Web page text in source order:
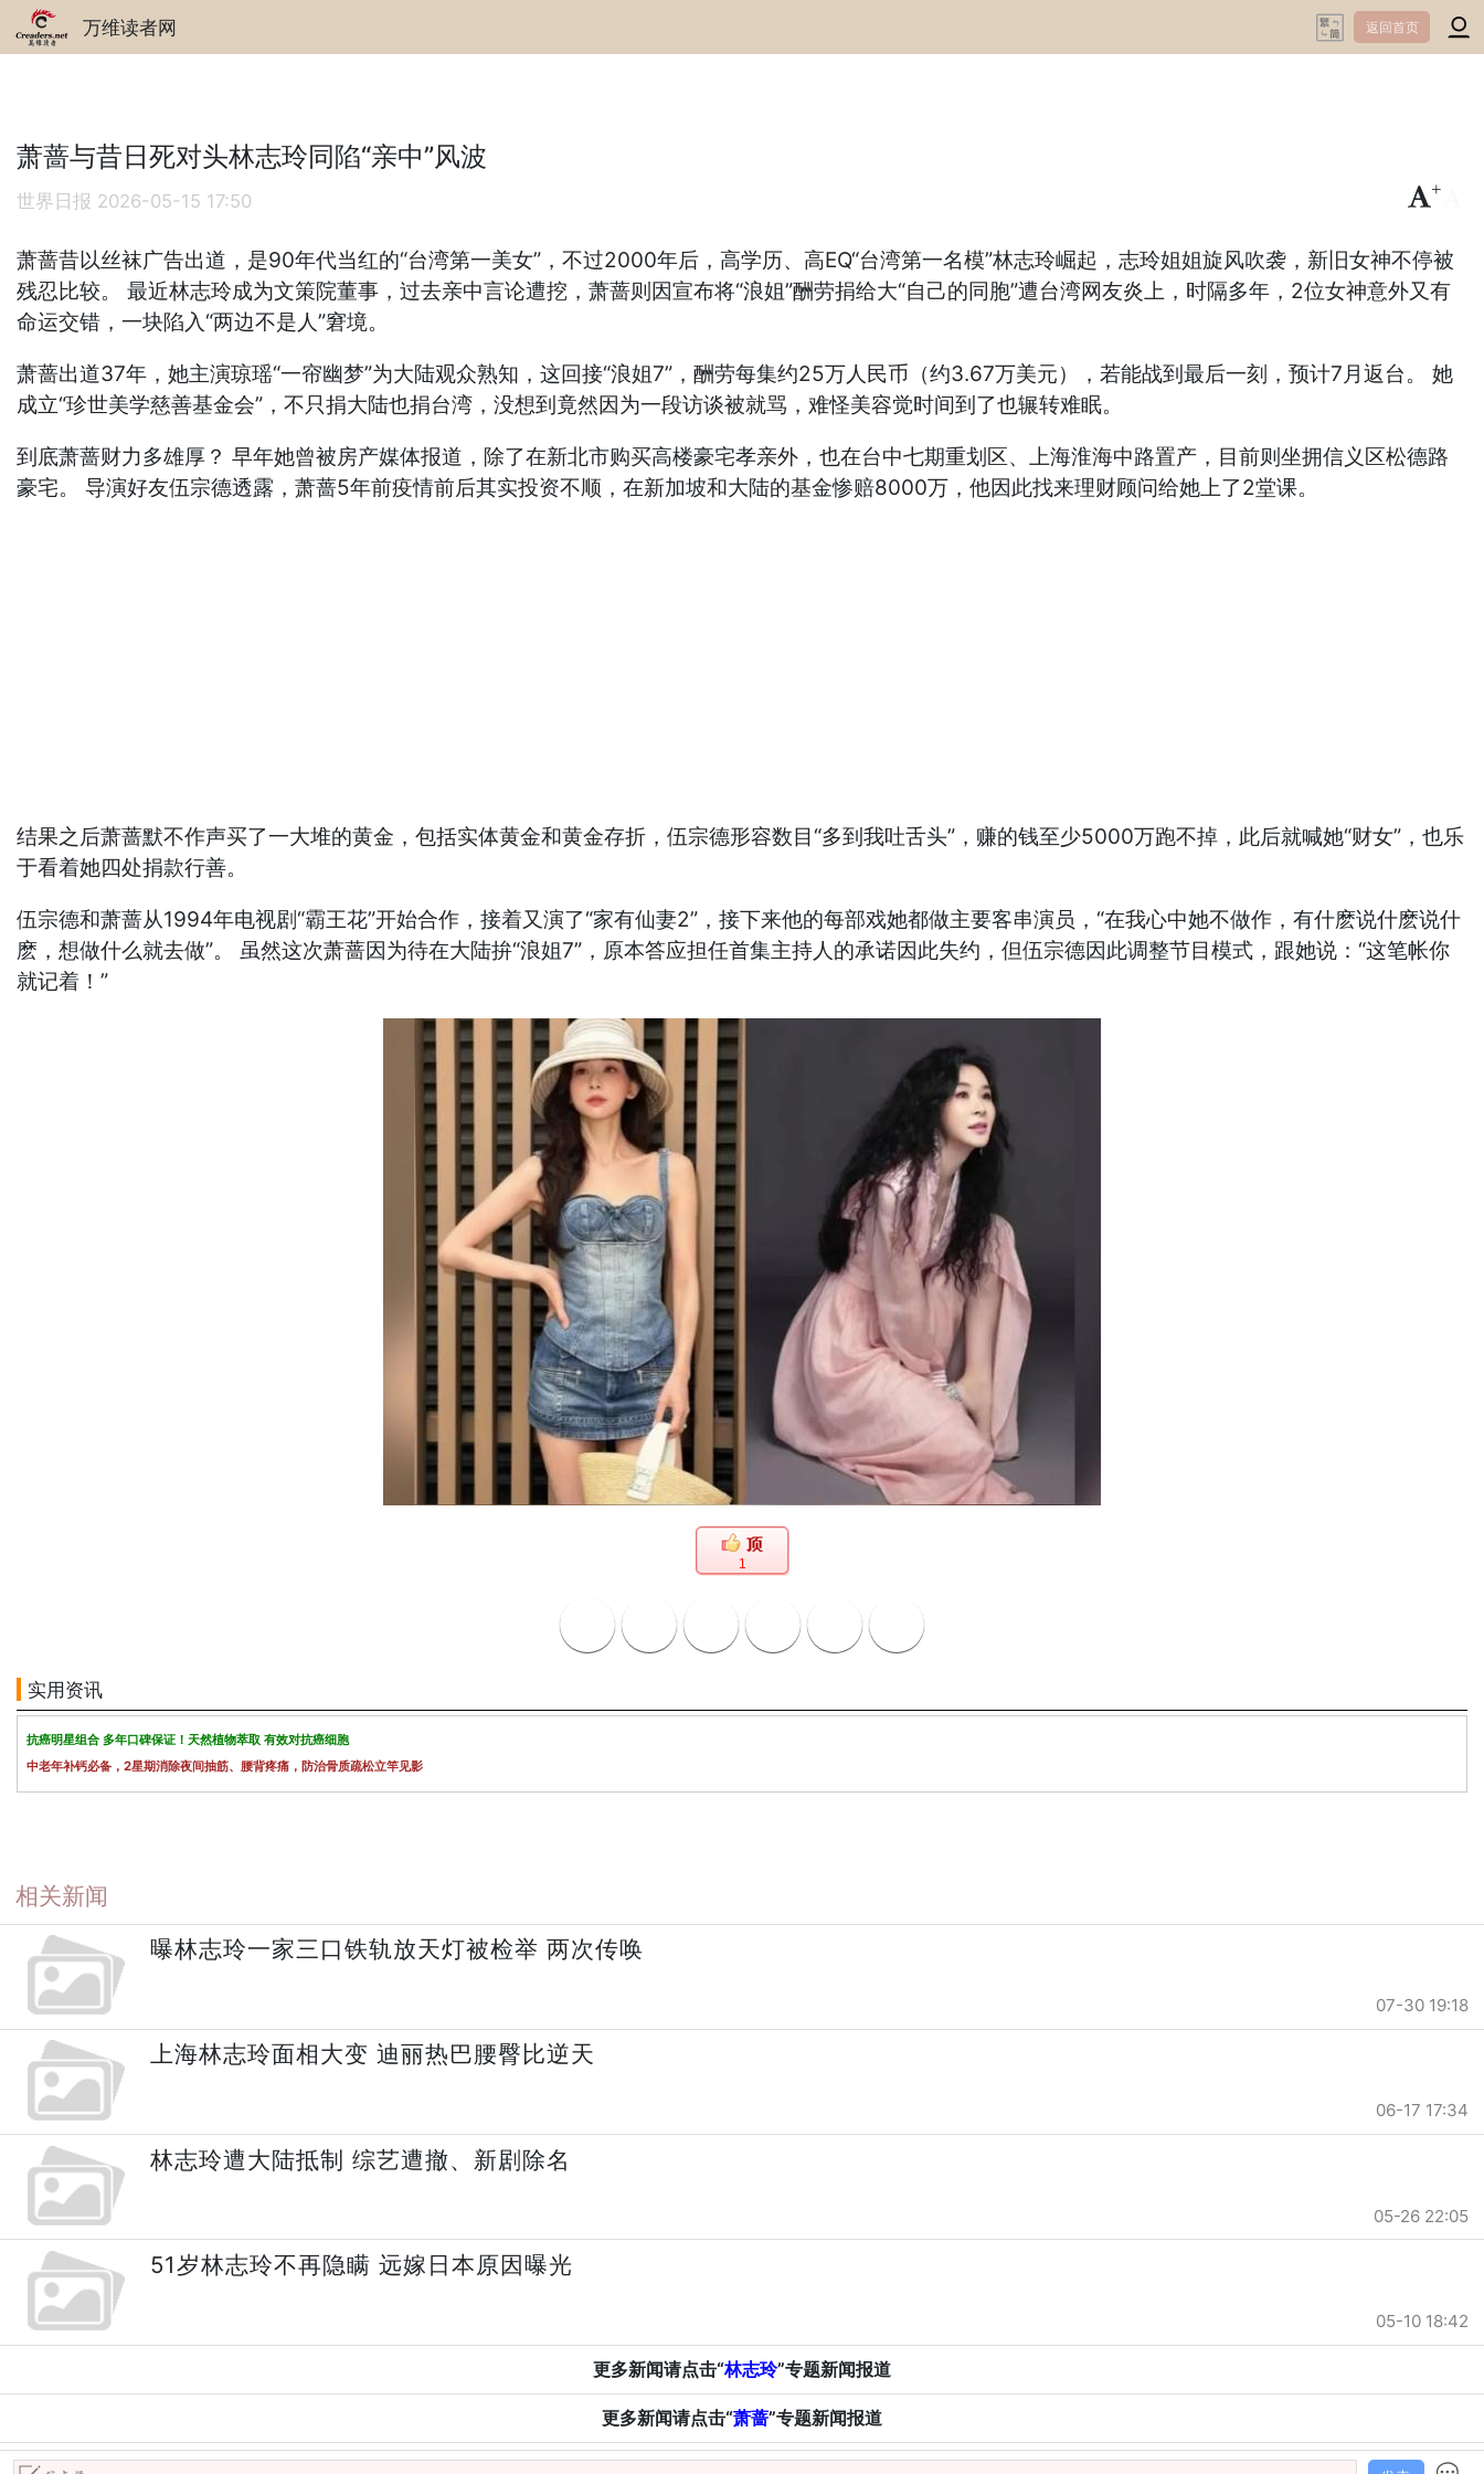
万维读者网 返回首页
萧蔷与昔日死对头林志玲同陷“亲中”风波
世界日报 2026-05-15 17:50
+
萧蔷昔以丝袜广告出道，是90年代当红的“台湾第一美女”，不过2000年后，高学历、高EQ“台湾第一名模”林志玲崛起，志玲姐姐旋风吹袭，新旧女神不停被
残忍比较。 最近林志玲成为文策院董事，过去亲中言论遭挖，萧蔷则因宣布将“浪姐”酬劳捐给大“自己的同胞”遭台湾网友炎上，时隔多年，2位女神意外又有
命运交错，一块陷入“两边不是人”窘境。
萧蔷出道37年，她主演琼瑶“一帘幽梦”为大陆观众熟知，这回接“浪姐7”，酬劳每集约25万人民币（约3.67万美元），若能战到最后一刻，预计7月返台。 她
成立“珍世美学慈善基金会”，不只捐大陆也捐台湾，没想到竟然因为一段访谈被就骂，难怪美容觉时间到了也辗转难眠。
到底萧蔷财力多雄厚？ 早年她曾被房产媒体报道，除了在新北市购买高楼豪宅孝亲外，也在台中七期重划区、上海淮海中路置产，目前则坐拥信义区松德路
豪宅。 导演好友伍宗德透露，萧蔷5年前疫情前后其实投资不顺，在新加坡和大陆的基金惨赔8000万，他因此找来理财顾问给她上了2堂课。
结果之后萧蔷默不作声买了一大堆的黄金，包括实体黄金和黄金存折，伍宗德形容数目“多到我吐舌头”，赚的钱至少5000万跑不掉，此后就喊她“财女”，也乐
于看着她四处捐款行善。
伍宗德和萧蔷从1994年电视剧“霸王花”开始合作，接着又演了“家有仙妻2”，接下来他的每部戏她都做主要客串演员，“在我心中她不做作，有什麽说什麽说什
麽，想做什么就去做”。 虽然这次萧蔷因为待在大陆拚“浪姐7”，原本答应担任首集主持人的承诺因此失约，但伍宗德因此调整节目模式，跟她说：“这笔帐你
就记着！”
1
实用资讯
抗癌明星组合 多年口碑保证！天然植物萃取 有效对抗癌细胞
中老年补钙必备，2星期消除夜间抽筋、腰背疼痛，防治骨质疏松立竿见影
相关新闻
曝林志玲一家三口铁轨放天灯被检举 两次传唤
07-30 19:18
上海林志玲面相大变 迪丽热巴腰臀比逆天
06-17 17:34
林志玲遭大陆抵制 综艺遭撤、新剧除名
05-26 22:05
51岁林志玲不再隐瞒 远嫁日本原因曝光
05-10 18:42
更多新闻请点击“林志玲”专题新闻报道
更多新闻请点击“萧蔷”专题新闻报道